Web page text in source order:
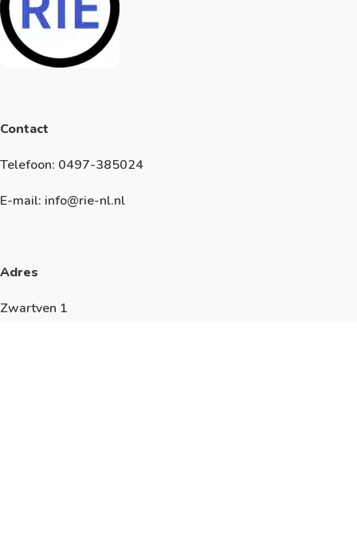
Contact
Telefoon: 0497-385024
E-mail: info@rie-nl.nl
Adres
Zwartven 1